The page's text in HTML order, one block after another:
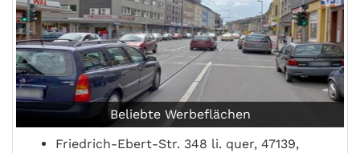
Beliebte Werbeflächen
Friedrich-Ebert-Str. 348 li. quer, 47139,